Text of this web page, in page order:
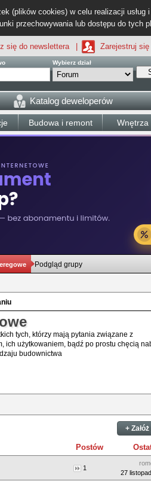
(plików cookies) w celu realizacji usług
przechowywania lub dostępu do tych
się do newslettera Zarejestruj się
Wybierz dział
Katalog deweloperów
Budowa i remont Wnętrza
Podgląd grupy
tych, którzy mają pytania związane z
ich użytkowaniem, bądź po prostu chęcią
budownictwa
+
Postów
1
27